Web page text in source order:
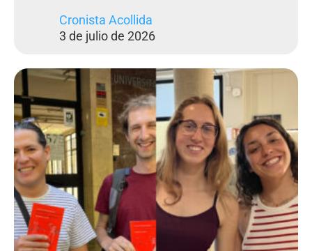
Cronista Acollida
3 de julio de 2026